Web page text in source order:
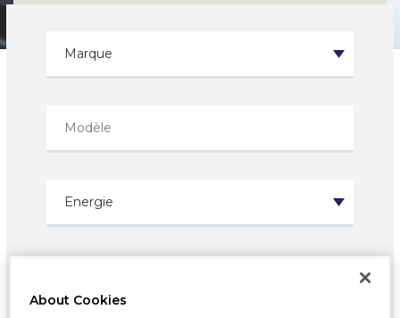
About Cookies